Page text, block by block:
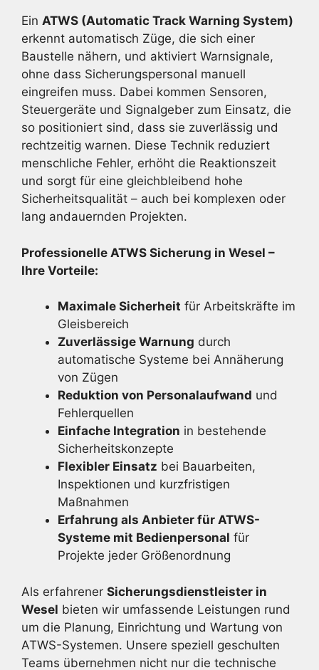
Ein ATWS (Automatic Track Warning System)
erkennt automatisch Züge, die sich einer
Baustelle nähern, und aktiviert Warnsignale,
ohne dass Sicherungspersonal manuell
eingreifen muss. Dabei kommen Sensoren,
Steuergeräte und Signalgeber zum Einsatz, die
so positioniert sind, dass sie zuverlässig und
rechtzeitig warnen. Diese Technik reduziert
menschliche Fehler, erhöht die Reaktionszeit
und sorgt für eine gleichbleibend hohe
Sicherheitsqualität – auch bei komplexen oder
lang andauernden Projekten.
Professionelle ATWS Sicherung in Wesel –
Ihre Vorteile:
Maximale Sicherheit für Arbeitskräfte im
Gleisbereich
Zuverlässige Warnung durch
automatische Systeme bei Annäherung
von Zügen
Reduktion von Personalaufwand und
Fehlerquellen
Einfache Integration in bestehende
Sicherheitskonzepte
Flexibler Einsatz bei Bauarbeiten,
Inspektionen und kurzfristigen
Maßnahmen
Erfahrung als Anbieter für ATWS-
Systeme mit Bedienpersonal für
Projekte jeder Größenordnung
Als erfahrener Sicherungsdienstleister in
Wesel bieten wir umfassende Leistungen rund
um die Planung, Einrichtung und Wartung von
ATWS-Systemen. Unsere speziell geschulten
Teams übernehmen nicht nur die technische